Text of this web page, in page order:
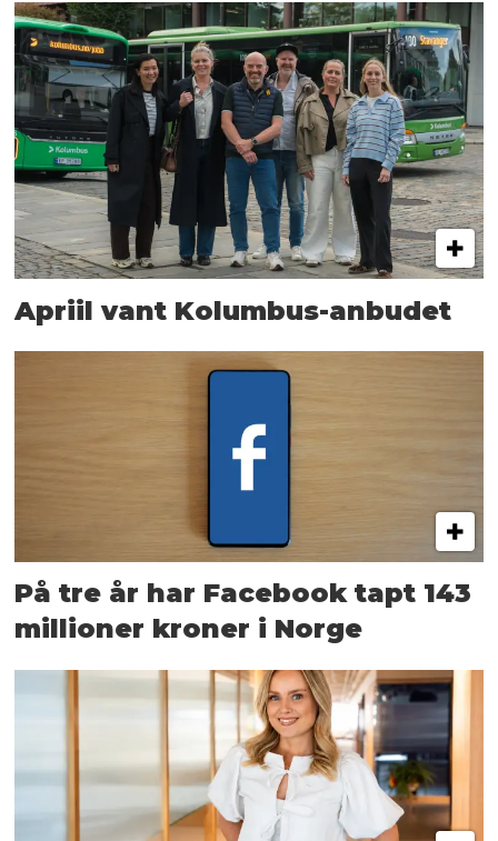
Apriil vant Kolumbus-anbudet
På tre år har Facebook tapt 143
millioner kroner i Norge